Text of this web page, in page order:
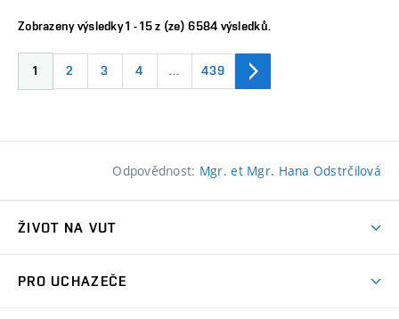
Zobrazeny výsledky 1 - 15 z (ze) 6584 výsledků.
1 2 3 4 … 439
Odpovědnost: Mgr. et Mgr. Hana Odstrčilová
ŽIVOT NA VUT
PRO UCHAZEČE